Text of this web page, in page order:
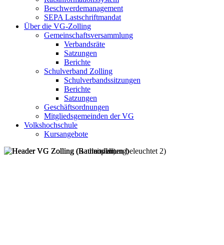
Beschwerdemanagement
SEPA Lastschriftmandat
Über die VG-Zolling
Gemeinschaftsversammlung
Verbandsräte
Satzungen
Berichte
Schulverband Zolling
Schulverbandssitzungen
Berichte
Satzungen
Geschäftsordnungen
Mitgliedsgemeinden der VG
Volkshochschule
Kursangebote